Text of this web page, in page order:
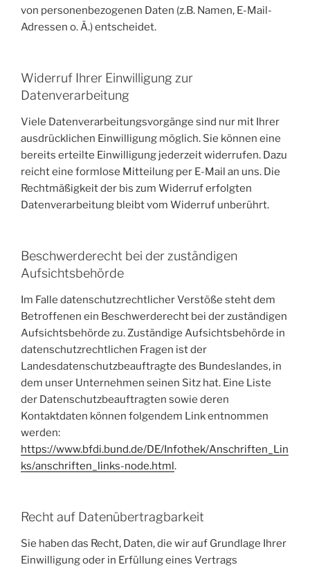
von personenbezogenen Daten (z.B. Namen, E-Mail-
Adressen o. Ä.) entscheidet.
Widerruf Ihrer Einwilligung zur
Datenverarbeitung
Viele Datenverarbeitungsvorgänge sind nur mit Ihrer
ausdrücklichen Einwilligung möglich. Sie können eine
bereits erteilte Einwilligung jederzeit widerrufen. Dazu
reicht eine formlose Mitteilung per E-Mail an uns. Die
Rechtmäßigkeit der bis zum Widerruf erfolgten
Datenverarbeitung bleibt vom Widerruf unberührt.
Beschwerderecht bei der zuständigen
Aufsichtsbehörde
Im Falle datenschutzrechtlicher Verstöße steht dem
Betroffenen ein Beschwerderecht bei der zuständigen
Aufsichtsbehörde zu. Zuständige Aufsichtsbehörde in
datenschutzrechtlichen Fragen ist der
Landesdatenschutzbeauftragte des Bundeslandes, in
dem unser Unternehmen seinen Sitz hat. Eine Liste
der Datenschutzbeauftragten sowie deren
Kontaktdaten können folgendem Link entnommen
werden:
https://www.bfdi.bund.de/DE/Infothek/Anschriften_Lin
ks/anschriften_links-node.html.
Recht auf Datenübertragbarkeit
Sie haben das Recht, Daten, die wir auf Grundlage Ihrer
Einwilligung oder in Erfüllung eines Vertrags